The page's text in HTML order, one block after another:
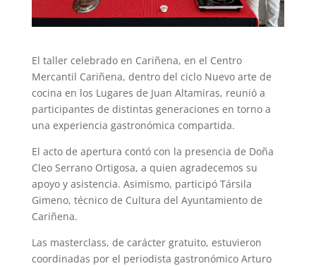
El taller celebrado en Cariñena, en el Centro
Mercantil Cariñena, dentro del ciclo Nuevo arte de
cocina en los Lugares de Juan Altamiras, reunió a
participantes de distintas generaciones en torno a
una experiencia gastronómica compartida.
El acto de apertura contó con la presencia de Doña
Cleo Serrano Ortigosa, a quien agradecemos su
apoyo y asistencia. Asimismo, participó Társila
Gimeno, técnico de Cultura del Ayuntamiento de
Cariñena.
Las masterclass, de carácter gratuito, estuvieron
coordinadas por el periodista gastronómico Arturo